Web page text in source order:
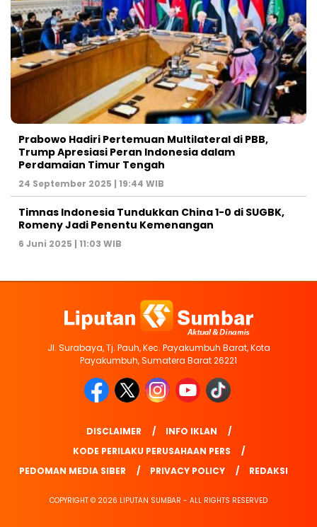
Prabowo Hadiri Pertemuan Multilateral di PBB,
Trump Apresiasi Peran Indonesia dalam
Perdamaian Timur Tengah
24 September 2025 | 19:44 WIB
Timnas Indonesia Tundukkan China 1-0 di SUGBK,
Romeny Jadi Penentu Kemenangan
6 Juni 2025 | 11:03 WIB
Jl. Surabaya, Tj. Pauh, Kec. Payakumbuh Barat, Kota
Payakumbuh, Sumatera Barat 26221
DISCLAIMER
INFO IKLAN
KODE PERILAKU PERUSAHAAN PERS
PEDOMAN MEDIA SIBER
PRIVACY POLICY REDAKSI
COPYRIGHT © 2026 LIPUTAN SUMBAR - ALL RIGHTS RESERVED